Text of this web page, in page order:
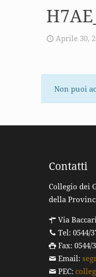
Aprile 30,
Non puoi
Contatti
Collegio dei
della
Via
Tel: 0544/
Fax: 0544/
Email:
PEC: